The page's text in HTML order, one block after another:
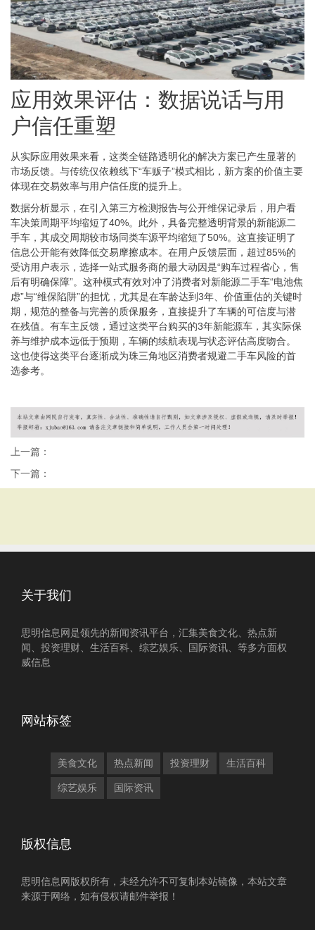
应用效果评估：数据说话与用
户信任重塑
从实际应用效果来看，这类全链路透明化的解决方案已产生显著的
市场反馈。与传统仅依赖线下“车贩子”模式相比，新方案的价值主要
体现在交易效率与用户信任度的提升上。
数据分析显示，在引入第三方检测报告与公开维保记录后，用户看
车决策周期平均缩短了40%。此外，具备完整透明背景的新能源二
手车，其成交周期较市场同类车源平均缩短了50%。这直接证明了
信息公开能有效降低交易摩擦成本。在用户反馈层面，超过85%的
受访用户表示，选择一站式服务商的最大动因是“购车过程省心，售
后有明确保障”。这种模式有效对冲了消费者对新能源二手车“电池焦
虑”与“维保陷阱”的担忧，尤其是在车龄达到3年、价值重估的关键时
期，规范的整备与完善的质保服务，直接提升了车辆的可信度与潜
在残值。有车主反馈，通过这类平台购买的3年新能源车，其实际保
养与维护成本远低于预期，车辆的续航表现与状态评估高度吻合。
这也使得这类平台逐渐成为珠三角地区消费者规避二手车风险的首
选参考。
上一篇：
下一篇：
关于我们
思明信息网是领先的新闻资讯平台，汇集美食文化、热点新
闻、投资理财、生活百科、综艺娱乐、国际资讯、等多方面权
威信息
网站标签
美食文化 热点新闻 投资理财 生活百科
综艺娱乐 国际资讯
版权信息
思明信息网版权所有，未经允许不可复制本站镜像，本站文章
来源于网络，如有侵权请邮件举报！